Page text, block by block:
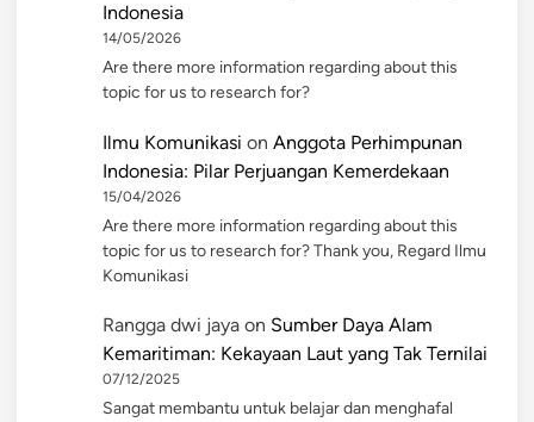
Indonesia
14/05/2026
Are there more information regarding about this
topic for us to research for?
Ilmu Komunikasi on Anggota Perhimpunan
Indonesia: Pilar Perjuangan Kemerdekaan
15/04/2026
Are there more information regarding about this
topic for us to research for? Thank you, Regard Ilmu
Komunikasi
Rangga dwi jaya on Sumber Daya Alam
Kemaritiman: Kekayaan Laut yang Tak Ternilai
07/12/2025
Sangat membantu untuk belajar dan menghafal